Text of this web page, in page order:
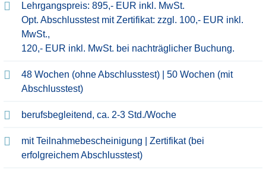
Lehrgangspreis: 895,- EUR inkl. MwSt.
Opt. Abschlusstest mit Zertifikat: zzgl. 100,- EUR inkl.
MwSt.,
120,- EUR inkl. MwSt. bei nachträglicher Buchung.
48 Wochen (ohne Abschlusstest) | 50 Wochen (mit
Abschlusstest)​
berufsbegleitend, ca. 2-3 Std./Woche
mit Teilnahmebescheinigung | Zertifikat (bei
erfolgreichem Abschlusstest)